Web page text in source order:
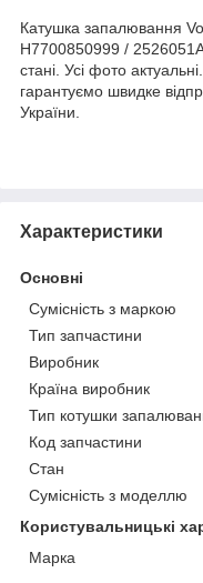
Катушка запалювання
H7700850999 /
стані. Усі фото
гарантуємо швидке
України.
Характеристики
Основні
Сумісність з маркою
Тип запчастини
Виробник
Країна виробник
Тип котушки
Код запчастини
Стан
Сумісність з моделлю
Користувальницькі
Марка